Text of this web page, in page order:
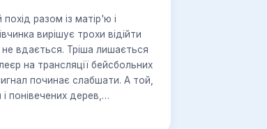
разом із матір'ю і
вирішує трохи відійти
вдається. Тріша лишається
на трансляції бейсбольних
починає слабшати. А той,
понівечених дерев,